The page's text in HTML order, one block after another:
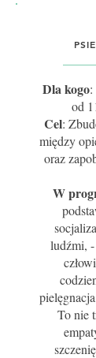
Dla kogo:
od
Cel:
między
oraz
W
ludźmi,
To nie